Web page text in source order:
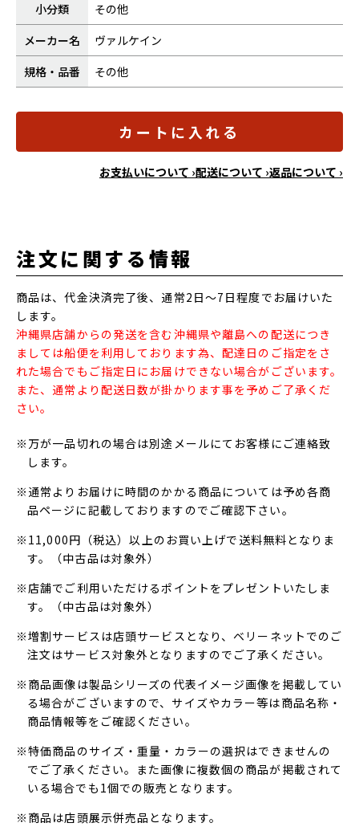
小分類
その他
メーカー名
ヴァルケイン
規格・品番
その他
カートに入れる
お支払いについて ›配送について ›返品について ›
注文に関する情報
商品は、代金決済完了後、通常2日～7日程度でお届けいた
します。
沖縄県店舗からの発送を含む沖縄県や離島への配送につき
ましては船便を利用しております為、配達日のご指定をさ
れた場合でもご指定日にお届けできない場合がございます。
また、通常より配送日数が掛かります事を予めご了承くだ
さい。
※万が一品切れの場合は別途メールにてお客様にご連絡致
します。
※通常よりお届けに時間のかかる商品については予め各商
品ページに記載しておりますのでご確認下さい。
※11,000円（税込）以上のお買い上げで送料無料となりま
す。（中古品は対象外）
※店舗でご利用いただけるポイントをプレゼントいたしま
す。（中古品は対象外）
※増割サービスは店頭サービスとなり、ベリーネットでのご
注文はサービス対象外となりますのでご了承ください。
※商品画像は製品シリーズの代表イメージ画像を掲載してい
る場合がございますので、サイズやカラー等は商品名称・
商品情報等をご確認ください。
※特価商品のサイズ・重量・カラーの選択はできませんの
でご了承ください。また画像に複数個の商品が掲載されて
いる場合でも1個での販売となります。
※商品は店頭展示併売品となります。